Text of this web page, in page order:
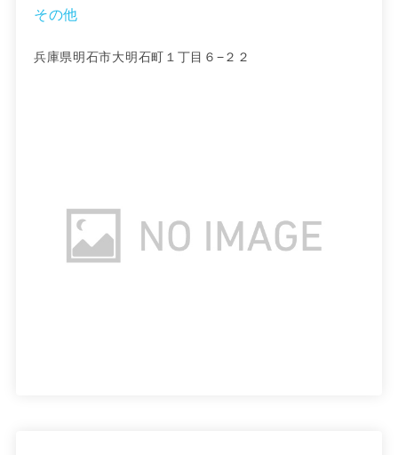
その他
兵庫県明石市大明石町１丁目６−２２